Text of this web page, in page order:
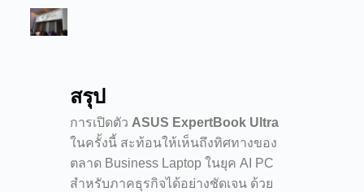
สรุป
การเปิดตัวASUS ExpertBook Ultra
ในครั้งนี้ สะท้อนให้เห็นถึงทิศทางของ
ตลาด Business Laptop ในยุค AI PC
สำหรับภาคธุรกิจได้อย่างชัดเจน ด้วย